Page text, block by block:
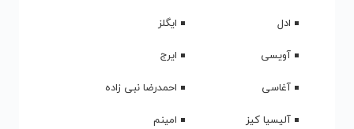
ادل
ایگلز
آویسی
ایرج
آغاسی
احمدرضا نبی زاده
آلیسیا کیز
امینم